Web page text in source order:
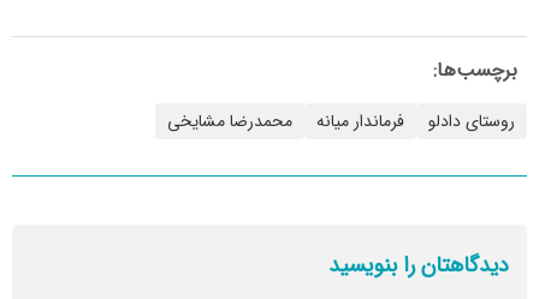
برچسب‌ها:
روستای دادلو فرماندار میانه محمدرضا مشایخی
دیدگاهتان را بنویسید